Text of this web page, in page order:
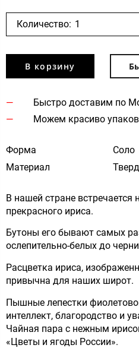
Количество:
В корзину
Быстро доставим по
Можем красиво
Форма
Соло
Материал
В нашей стране встречается
прекрасного ириса.
Бутоны его бывают самых
ослепительно-белых до
Расцветка ириса,
привычна для наших широт.
Пышные лепестки
интеллект, благородство и
Чайная пара с нежным
«Цветы и ягоды России».